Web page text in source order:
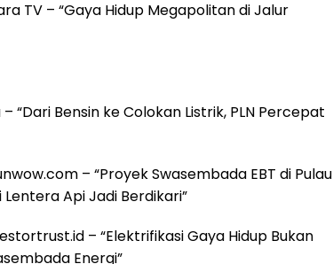
TV – “Gaya Hidup Megapolitan di Jalur
“Dari Bensin ke Colokan Listrik, PLN Percepat
– “Proyek Swasembada EBT di Pulau
Api Jadi Berdikari”
– “Elektrifikasi Gaya Hidup Bukan
Energi”